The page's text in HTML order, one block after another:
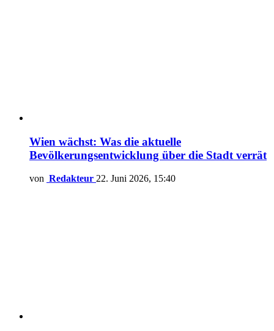
Wien wächst: Was die aktuelle
Bevölkerungsentwicklung über die Stadt verrät
von Redakteur 22. Juni 2026, 15:40